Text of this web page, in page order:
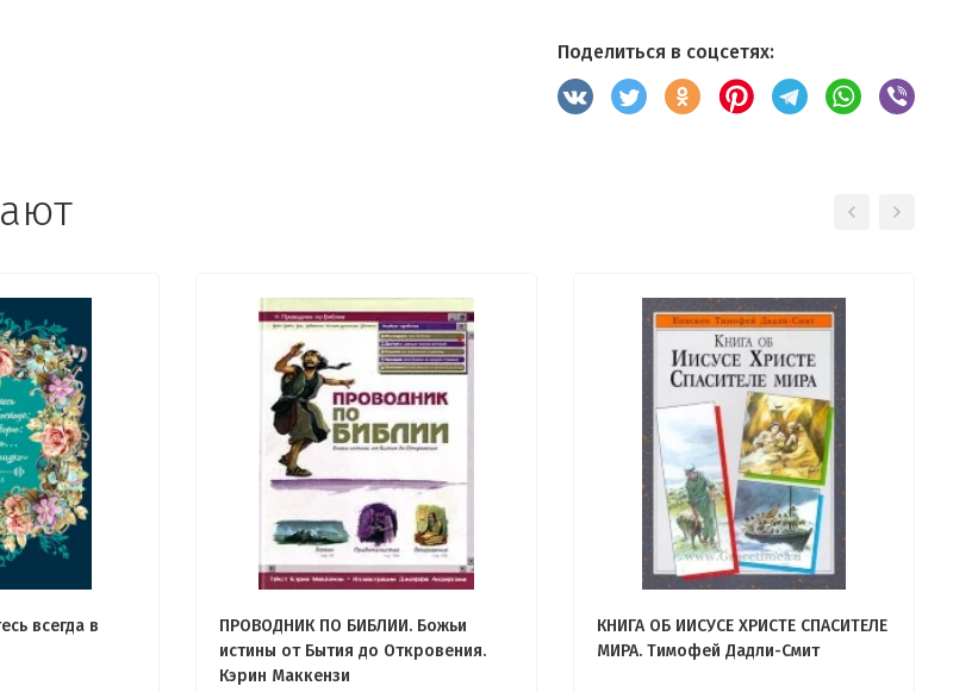
Поделиться в соцсетях:
всегда в
ПРОВОДНИК ПО БИБЛИИ. Божьи
истины от Бытия до Откровения.
Кэрин Маккензи
КНИГА ОБ ИИСУСЕ ХРИСТЕ СПАСИТЕЛЕ
МИРА. Тимофей Дадли-Смит